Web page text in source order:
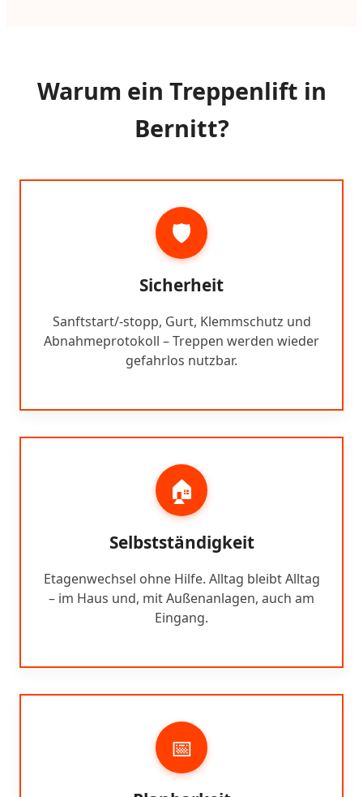
Warum ein Treppenlift in
Bernitt?
🛡️
Sicherheit
Sanftstart/-stopp, Gurt, Klemmschutz und
Abnahmeprotokoll – Treppen werden wieder
gefahrlos nutzbar.
🏠
Selbstständigkeit
Etagenwechsel ohne Hilfe. Alltag bleibt Alltag
– im Haus und, mit Außenanlagen, auch am
Eingang.
📅